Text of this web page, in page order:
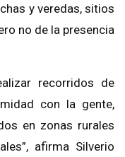
y veredas, sitios
no de la presencia
recorridos de
con la gente,
en zonas rurales
afirma Silverio